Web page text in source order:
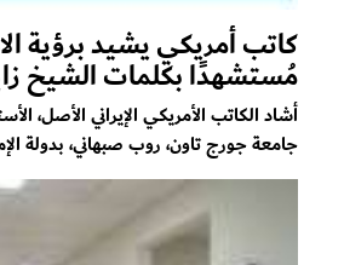
كاتب أمريكي يشيد برؤية
مُستشهدًا بكلمات الشيخ
أشاد الكاتب الأمريكي الإيراني الأصل،
جامعة جورج تاون، روب صبهاني، بدولة